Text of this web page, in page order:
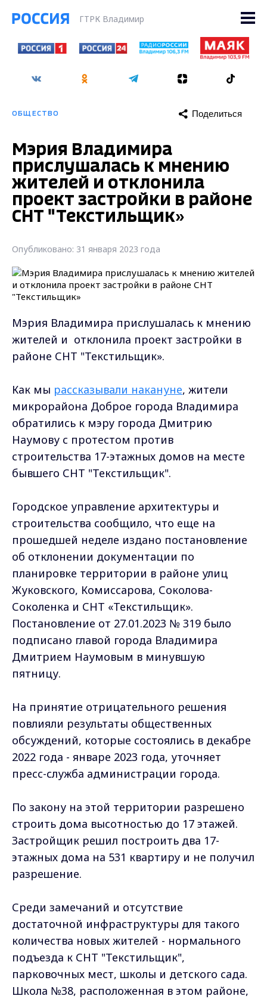
ГТРК Владимир
ОБЩЕСТВО Поделиться
Мэрия Владимира
прислушалась к мнению
жителей и отклонила
проект застройки в районе
СНТ "Текстильщик»
Опубликовано: 31 января 2023 года
Мэрия Владимира прислушалась к мнению
жителей и отклонила проект застройки в
районе СНТ "Текстильщик».
Как мы рассказывали накануне, жители
микрорайона Доброе города Владимира
обратились к мэру города Дмитрию
Наумову с протестом против
строительства 17-этажных домов на месте
бывшего СНТ "Текстильщик".
Городское управление архитектуры и
строительства сообщило, что еще на
прошедшей неделе издано постановление
об отклонении документации по
планировке территории в районе улиц
Жуковского, Комиссарова, Соколова-
Соколенка и СНТ «Текстильщик».
Постановление от 27.01.2023 № 319 было
подписано главой города Владимира
Дмитрием Наумовым в минувшую
пятницу.
На принятие отрицательного решения
повлияли результаты общественных
обсуждений, которые состоялись в декабре
2022 года - январе 2023 года, уточняет
пресс-служба администрации города.
По закону на этой территории разрешено
строить дома высотностью до 17 этажей.
Застройщик решил построить два 17-
этажных дома на 531 квартиру и не получил
разрешение.
Среди замечаний и отсутствие
достаточной инфраструктуры для такого
количества новых жителей - нормального
подъезда к СНТ "Текстильщик",
парковочных мест, школы и детского сада.
Школа №38, расположенная в этом районе,